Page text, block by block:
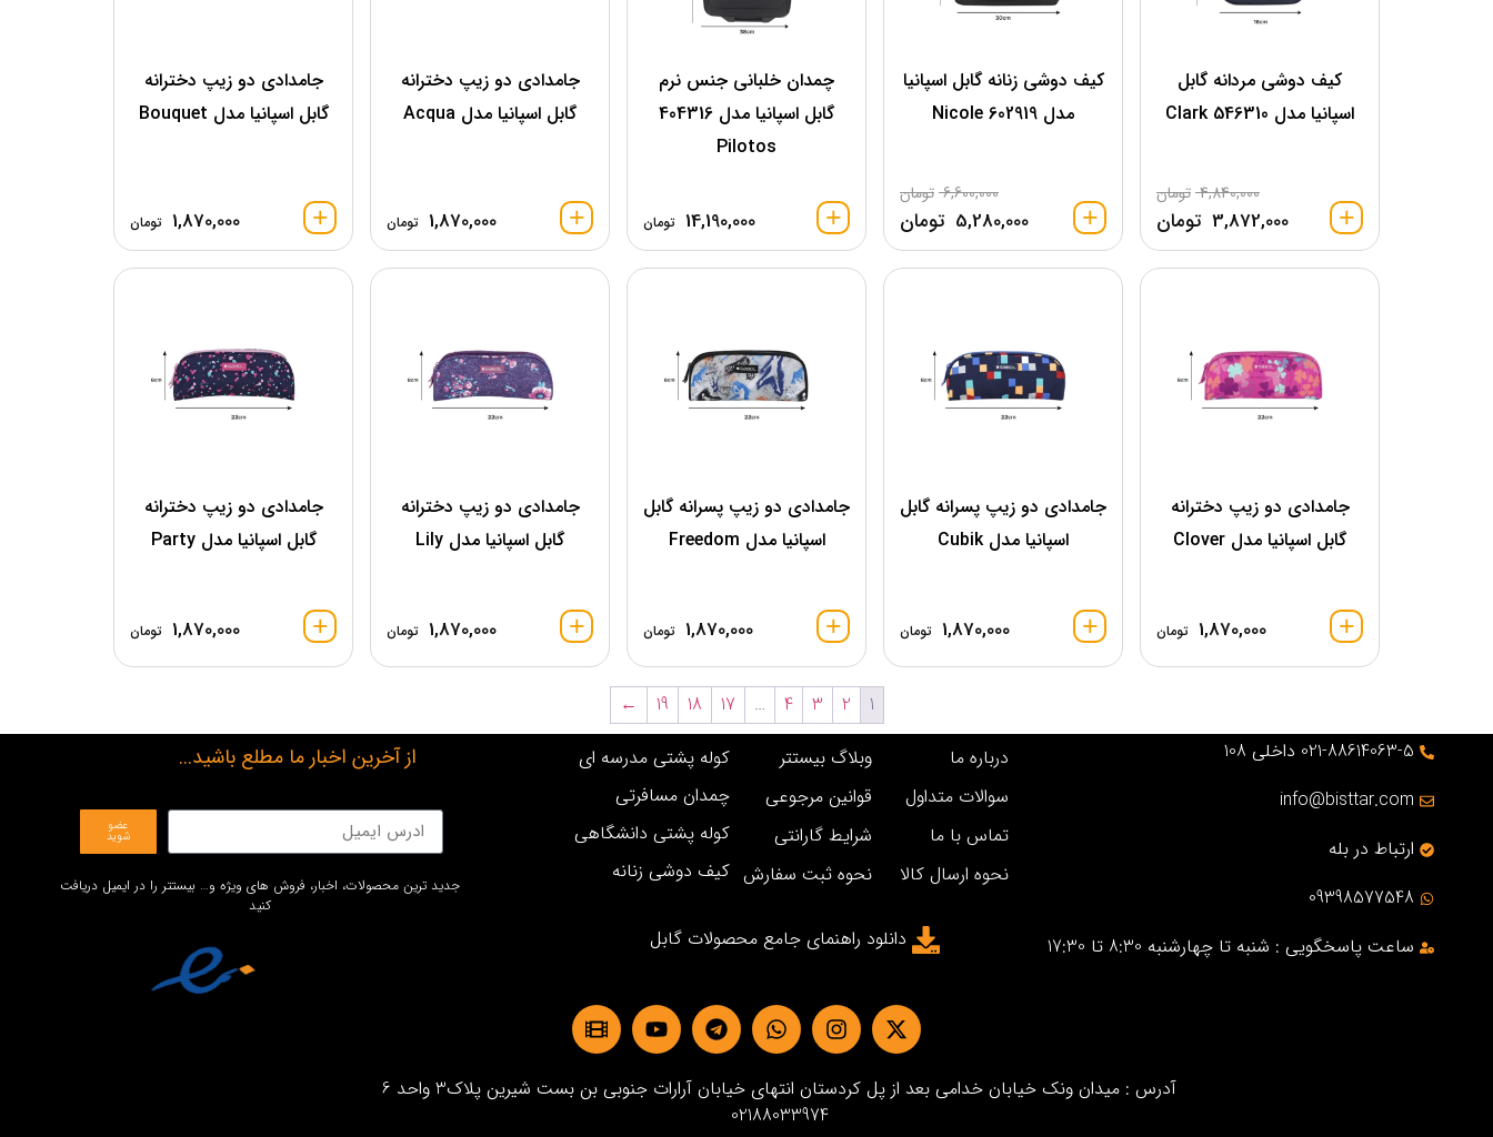
کیف دوشی مردانه گابل
اسپانیا مدل Clark 546310
4,840,000 تومان
3,872,000 تومان
کیف دوشی زنانه گابل اسپانیا
مدل Nicole 602919
6,600,000 تومان
5,280,000 تومان
چمدان خلبانی جنس نرم
گابل اسپانیا مدل 404316
Pilotos
14,190,000 تومان
جامدادی دو زیپ دخترانه
گابل اسپانیا مدل Acqua
1,870,000 تومان
جامدادی دو زیپ دخترانه
گابل اسپانیا مدل Bouquet
1,870,000 تومان
جامدادی دو زیپ دخترانه
گابل اسپانیا مدل Clover
1,870,000 تومان
جامدادی دو زیپ پسرانه گابل
اسپانیا مدل Cubik
1,870,000 تومان
جامدادی دو زیپ پسرانه گابل
اسپانیا مدل Freedom
1,870,000 تومان
جامدادی دو زیپ دخترانه
گابل اسپانیا مدل Lily
1,870,000 تومان
جامدادی دو زیپ دخترانه
گابل اسپانیا مدل Party
1,870,000 تومان
1
2
3
4
…
17
18
19
←
021-88614063-5 داخلی 108
info@bisttar.com
ارتباط در بله
09398577548
ساعت پاسخگویی : شنبه تا چهارشنبه 8:30 تا 17:30
درباره ما
سوالات متداول
تماس با ما
نحوه ارسال کالا
وبلاگ بیستتر
قوانین مرجوعی
شرایط گارانتی
نحوه ثبت سفارش
کوله پشتی مدرسه ای
چمدان مسافرتی
کوله پشتی دانشگاهی
کیف دوشی زنانه
دانلود راهنمای جامع محصولات گابل
از آخرین اخبار ما مطلع باشید...
عضو
شوید
جدید ترین محصولات، اخبار، فروش های ویژه و… بیستتر را در ایمیل دریافت
کنید
آدرس : میدان ونک خیابان خدامی بعد از پل کردستان انتهای خیابان آرارات جنوبی بن بست شیرین پلاک3 واحد 6
02188033974